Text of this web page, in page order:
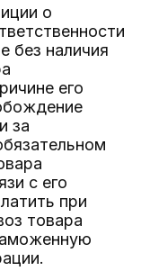
о
без наличия
его
за
с его
при
товара